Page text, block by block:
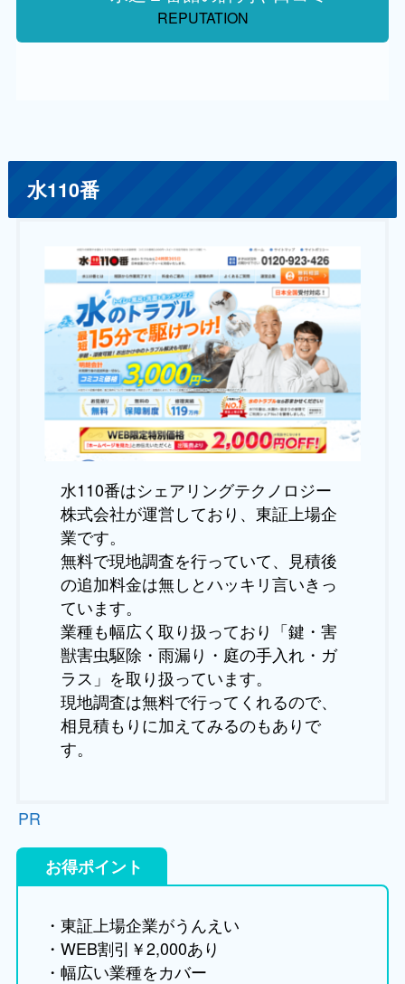
REPUTATION
水110番
水110番はシェアリングテクノロジー
株式会社が運営しており、東証上場企
業です。
無料で現地調査を行っていて、見積後
の追加料金は無しとハッキリ言いきっ
ています。
業種も幅広く取り扱っており「鍵・害
獣害虫駆除・雨漏り・庭の手入れ・ガ
ラス」を取り扱っています。
現地調査は無料で行ってくれるので、
相見積もりに加えてみるのもありで
す。
PR
お得ポイント
・東証上場企業がうんえい
・WEB割引￥2,000あり
・幅広い業種をカバー